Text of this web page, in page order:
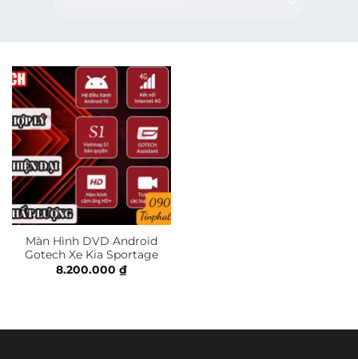
Màn Hình DVD Android
Gotech Xe Kia Sportage
8.200.000 ₫